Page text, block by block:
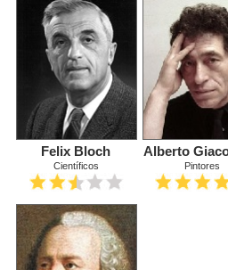
Felix Bloch
Científicos
Alberto
Pintores